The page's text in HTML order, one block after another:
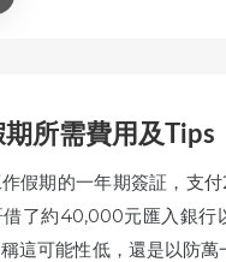
所需費用及Tips
假期的一年期簽証，支
了約40,000元匯入銀行
這可能性低，還是以防萬